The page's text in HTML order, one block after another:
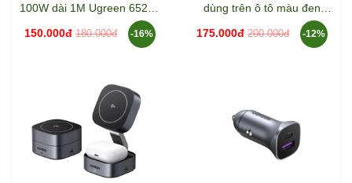
100W dài 1M Ugreen 65249
150.000đ 180.000đ -16%
dùng trên ô tô màu đen
Ugreen 50875 ED018
175.000đ 200.000đ -12%